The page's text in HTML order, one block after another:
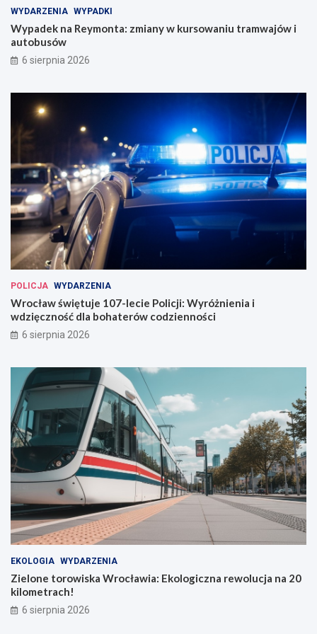
a
n
a
u
w
a
w
e
W
r
o
c
ł
w
i
u
j
w
i
a
u
w
WYDARZENIA WYPADKI
Wypadek na Reymonta: zmiany w kursowaniu tramwajów i
autobusów
6 sierpnia 2026
POLICJA WYDARZENIA
Wrocław świętuje 107-lecie Policji: Wyróżnienia i
wdzięczność dla bohaterów codzienności
6 sierpnia 2026
EKOLOGIA WYDARZENIA
Zielone torowiska Wrocławia: Ekologiczna rewolucja na 20
kilometrach!
6 sierpnia 2026